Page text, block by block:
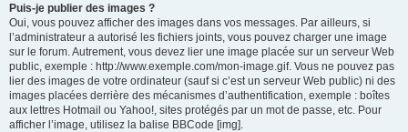
Puis-je publier des images ?
Oui, vous pouvez afficher des images dans vos messages. Par ailleurs, si
l’administrateur a autorisé les fichiers joints, vous pouvez charger une image
sur le forum. Autrement, vous devez lier une image placée sur un serveur Web
public, exemple : http://www.exemple.com/mon-image.gif. Vous ne pouvez pas
lier des images de votre ordinateur (sauf si c’est un serveur Web public) ni des
images placées derrière des mécanismes d’authentification, exemple : boîtes
aux lettres Hotmail ou Yahoo!, sites protégés par un mot de passe, etc. Pour
afficher l’image, utilisez la balise BBCode [img].